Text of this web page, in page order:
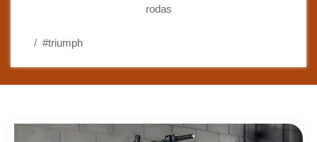
rodas
#triumph